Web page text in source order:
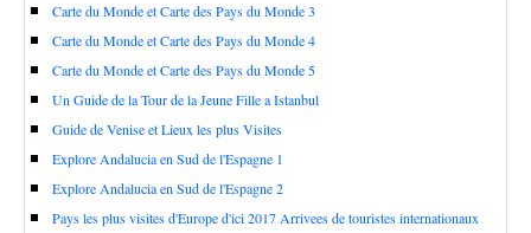
Carte du Monde et Carte des Pays du Monde 3
Carte du Monde et Carte des Pays du Monde 4
Carte du Monde et Carte des Pays du Monde 5
Un Guide de la Tour de la Jeune Fille a Istanbul
Guide de Venise et Lieux les plus Visites
Explore Andalucia en Sud de l'Espagne 1
Explore Andalucia en Sud de l'Espagne 2
Pays les plus visites d'Europe d'ici 2017 Arrivees de touristes internationaux